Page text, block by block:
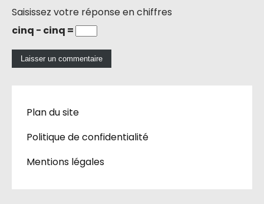
Saisissez votre réponse en chiffres
cinq − cinq =
Plan du site
Politique de confidentialité
Mentions légales